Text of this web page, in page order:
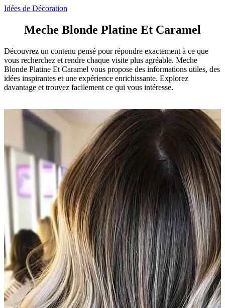
Idées de Décoration
Meche Blonde Platine Et Caramel
Découvrez un contenu pensé pour répondre exactement à ce que
vous recherchez et rendre chaque visite plus agréable. Meche
Blonde Platine Et Caramel vous propose des informations utiles, des
idées inspirantes et une expérience enrichissante. Explorez
davantage et trouvez facilement ce qui vous intéresse.